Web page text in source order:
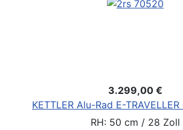
3.299,00 €
KETTLER Alu-Rad E-
RH: 50 cm / 28 Zoll